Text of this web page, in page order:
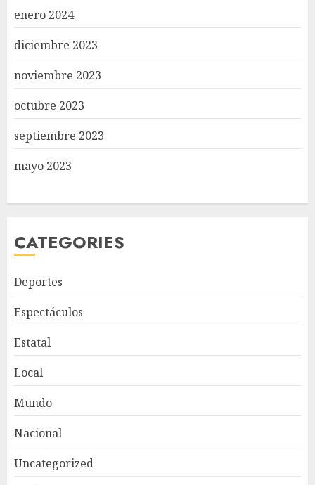
enero 2024
diciembre 2023
noviembre 2023
octubre 2023
septiembre 2023
mayo 2023
CATEGORIES
Deportes
Espectáculos
Estatal
Local
Mundo
Nacional
Uncategorized